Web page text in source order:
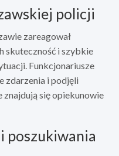
policji
zareagował
skuteczność i szybkie
Funkcjonariusze
zdarzenia i podjęli
znajdują się opiekunowie
poszukiwania